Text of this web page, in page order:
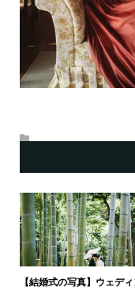
【結婚式の写真】ウェデ